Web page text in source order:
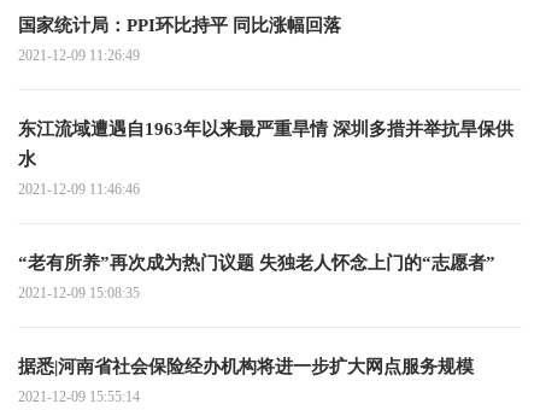
国家统计局：PPI环比持平 同比涨幅回落
2021-12-09 11:26:49
东江流域遭遇自1963年以来最严重旱情 深圳多措并举抗旱保供
水
2021-12-09 11:46:46
“老有所养”再次成为热门议题 失独老人怀念上门的“志愿者”
2021-12-09 15:08:35
据悉|河南省社会保险经办机构将进一步扩大网点服务规模
2021-12-09 15:55:14